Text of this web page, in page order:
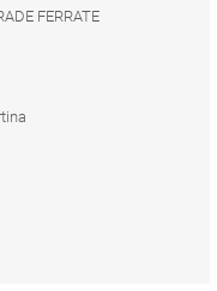
FERRATE